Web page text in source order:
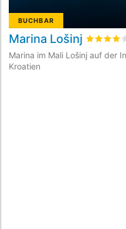
BUCHBAR
Marina Lošinj bewertet
Marina im Mali Lošinj auf der
Kroatien